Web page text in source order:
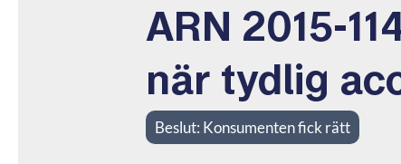
ARN 2015-
när tydlig
Beslut: Konsumenten fick rätt